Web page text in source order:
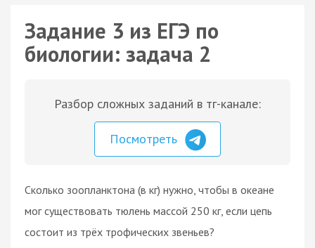
Задание 3 из ЕГЭ по
биологии: задача 2
Разбор сложных заданий в тг-канале:
Посмотреть
Сколько зоопланктона (в кг) нужно, чтобы в океане
мог существовать тюлень массой 250 кг, если цепь
состоит из трёх трофических звеньев?